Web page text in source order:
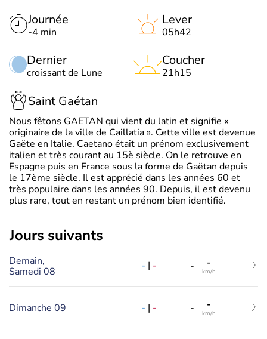
Journée
-4 min
Dernier
croissant de Lune
Lever
05h42
Coucher
21h15
Saint Gaétan
Nous fêtons GAETAN qui vient du latin et signifie «
originaire de la ville de Caillatia ». Cette ville est devenue
Gaëte en Italie. Caetano était un prénom exclusivement
italien et très courant au 15è siècle. On le retrouve en
Espagne puis en France sous la forme de Gaëtan depuis
le 17ème siècle. Il est apprécié dans les années 60 et
très populaire dans les années 90. Depuis, il est devenu
plus rare, tout en restant un prénom bien identifié.
jours suivants
Demain,
Samedi 08
- | - - -
km/h
Dimanche 09 - | - - -
km/h